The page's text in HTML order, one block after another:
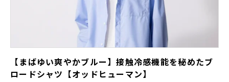
【まばゆい爽やかブルー】接触冷感機能を秘めたブ
ロードシャツ【オッドヒューマン】